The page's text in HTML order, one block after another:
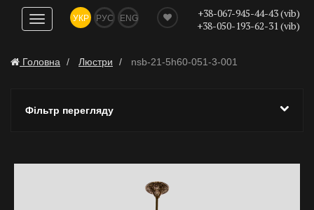
Показати
навігацію
УКР РУС ENG
+38-067-945-44-43 (vib)
+38-050-193-62-31 (vib)
Головна Люстри nsb-21-5h60-051-3-001
Фільтр перегляду